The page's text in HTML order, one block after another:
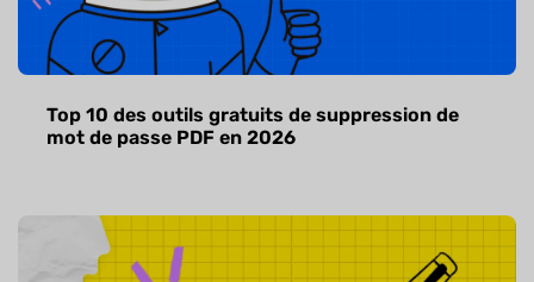
Top 10 des outils gratuits de suppression de
mot de passe PDF en 2026